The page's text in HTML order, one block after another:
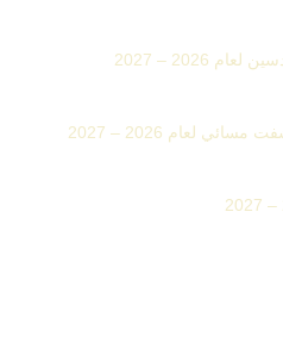
– 2027
لعام 2026 – 2027